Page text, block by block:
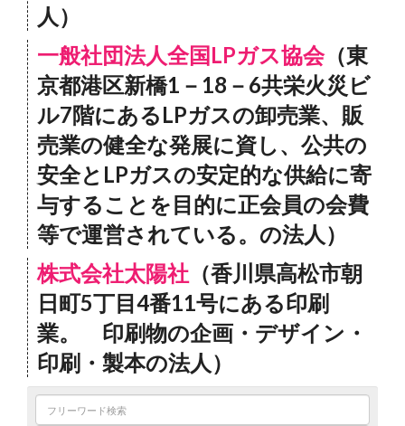
人）
一般社団法人全国LPガス協会（東
京都港区新橋1－18－6共栄火災ビ
ル7階にあるLPガスの卸売業、販
売業の健全な発展に資し、公共の
安全とLPガスの安定的な供給に寄
与することを目的に正会員の会費
等で運営されている。の法人）
株式会社太陽社 （香川県高松市朝
日町5丁目4番11号にある印刷
業。 印刷物の企画・デザイン・
印刷・製本の法人）